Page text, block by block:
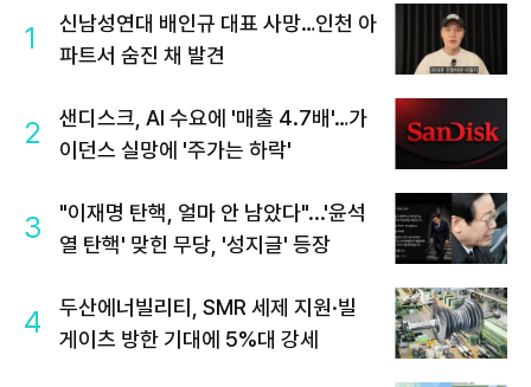
1
신남성연대 배인규 대표 사망…인천 아
파트서 숨진 채 발견
2
샌디스크, AI 수요에 '매출 4.7배'…가
이던스 실망에 '주가는 하락'
3
"이재명 탄핵, 얼마 안 남았다"...'윤석
열 탄핵' 맞힌 무당, '성지글' 등장
4
두산에너빌리티, SMR 세제 지원·빌
게이츠 방한 기대에 5%대 강세